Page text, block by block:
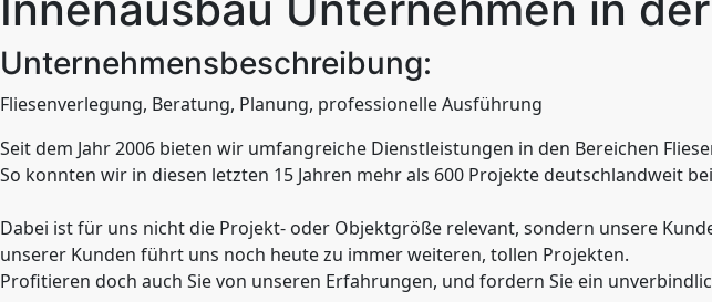
Unternehmensbeschreibung:
Fliesenverlegung, Beratung, Planung, professionelle Ausführung
Seit dem Jahr 2006 bieten wir umfangreiche Dienstleistungen in den Bereichen
So konnten wir in diesen letzten 15 Jahren mehr als 600 Projekte deutschlandweit
Dabei ist für uns nicht die Projekt- oder Objektgröße relevant, sondern unsere
unserer Kunden führt uns noch heute zu immer weiteren, tollen Projekten.
Profitieren doch auch Sie von unseren Erfahrungen, und fordern Sie ein